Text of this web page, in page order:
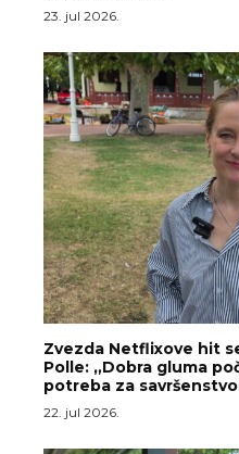
23. jul 2026.
Zvezda Netflixove hit
Polle: „Dobra gluma
potreba za
22. jul 2026.